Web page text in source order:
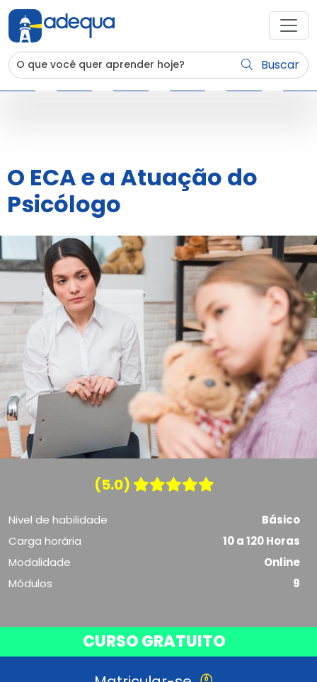
Buscar
O ECA e a Atuação do
Psicólogo
(5.0)
Nivel de habilidade
Básico
Carga horária
10 a 120 Horas
Modalidade
Online
Módulos
9
CURSO GRATUITO